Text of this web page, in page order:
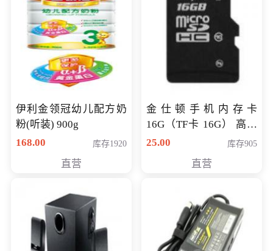
伊利金领冠幼儿配方奶
粉(听装) 900g
168.00
库存1920
直营
金仕顿手机内存卡
16G（TF卡 16G） 高速
卡 CLASS 10
25.00 库存905
直营